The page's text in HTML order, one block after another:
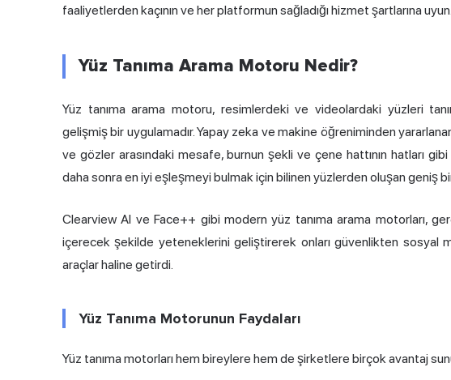
faaliyetlerden kaçının ve her platformun sağladığı hizmet şartlarına uyun.
Yüz Tanıma Arama Motoru Nedir?
Yüz tanıma arama motoru, resimlerdeki ve videolardaki yüzleri
gelişmiş bir uygulamadır. Yapay zeka ve makine öğreniminden
ve gözler arasındaki mesafe, burnun şekli ve çene hattının hatları gibi
daha sonra en iyi eşleşmeyi bulmak için bilinen yüzlerden oluşan geniş bir
Clearview AI ve Face++ gibi modern yüz tanıma arama motorları,
içerecek şekilde yeteneklerini geliştirerek onları güvenlikten sosyal
araçlar haline getirdi.
Yüz Tanıma Motorunun Faydaları
Yüz tanıma motorları hem bireylere hem de şirketlere birçok avantaj